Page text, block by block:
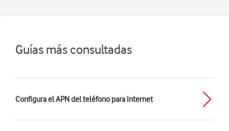
Guías más consultadas
Configura el APN del teléfono para Internet